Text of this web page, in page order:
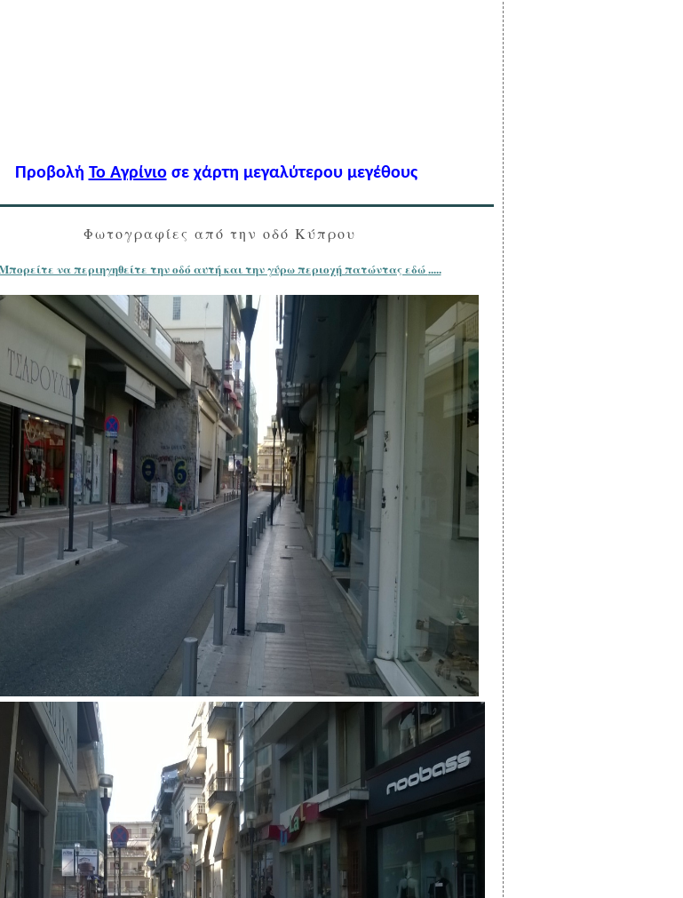
Προβολή Το Αγρίνιο σε χάρτη μεγαλύτερου μεγέθους
Φωτογραφίες από την οδό Κύπρου
Μπορείτε να περιηγηθείτε την οδό αυτή και την γύρω περιοχή πατώντας εδώ .....